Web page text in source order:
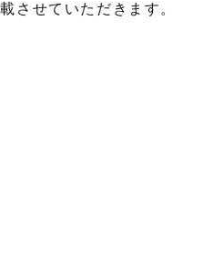
させていただきます。